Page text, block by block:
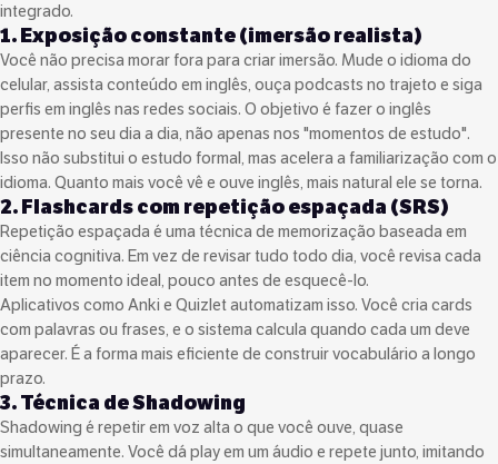
integrado.
1. Exposição constante (imersão realista)
Você não precisa morar fora para criar imersão. Mude o idioma do
celular, assista conteúdo em inglês, ouça podcasts no trajeto e siga
perfis em inglês nas redes sociais. O objetivo é fazer o inglês
presente no seu dia a dia, não apenas nos "momentos de estudo".
Isso não substitui o estudo formal, mas acelera a familiarização com o
idioma. Quanto mais você vê e ouve inglês, mais natural ele se torna.
2. Flashcards com repetição espaçada (SRS)
Repetição espaçada é uma técnica de memorização baseada em
ciência cognitiva. Em vez de revisar tudo todo dia, você revisa cada
item no momento ideal, pouco antes de esquecê-lo.
Aplicativos como Anki e Quizlet automatizam isso. Você cria cards
com palavras ou frases, e o sistema calcula quando cada um deve
aparecer. É a forma mais eficiente de construir vocabulário a longo
prazo.
3. Técnica de Shadowing
Shadowing é repetir em voz alta o que você ouve, quase
simultaneamente. Você dá play em um áudio e repete junto, imitando